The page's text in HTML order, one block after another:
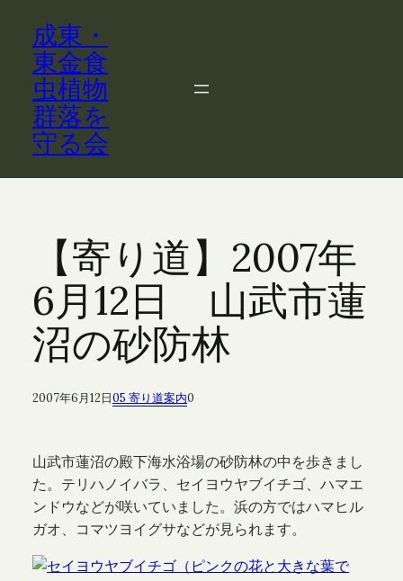
成東・
東金食
虫植物
群落を
守る会
【寄り道】2007年
6月12日 山武市蓮
沼の砂防林
2007年6月12日05 寄り道案内0
山武市蓮沼の殿下海水浴場の砂防林の中を歩きまし
た。テリハノイバラ、セイヨウヤブイチゴ、ハマエ
ンドウなどが咲いていました。浜の方ではハマヒル
ガオ、コマツヨイグサなどが見られます。